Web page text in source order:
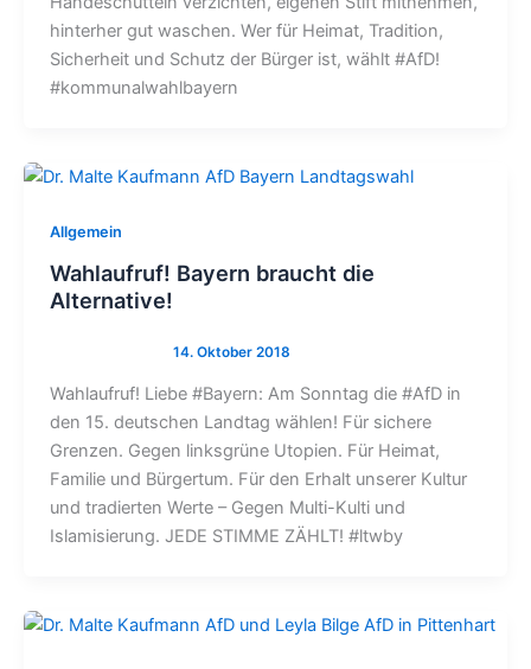
hinterher gut waschen. Wer für Heimat, Tradition,
Sicherheit und Schutz der Bürger ist, wählt #AfD!
#kommunalwahlbayern
Allgemein
Wahlaufruf! Bayern braucht die
Alternative!
Wahlaufruf! Liebe #Bayern: Am Sonntag die #AfD in
den 15. deutschen Landtag wählen! Für sichere
Grenzen. Gegen linksgrüne Utopien. Für Heimat,
Familie und Bürgertum. Für den Erhalt unserer Kultur
und tradierten Werte – Gegen Multi-Kulti und
Islamisierung. JEDE STIMME ZÄHLT! #ltwby